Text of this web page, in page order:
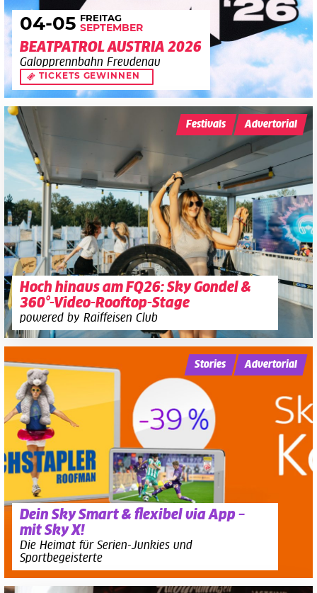
04-05 FREITAG
SEPTEMBER
BEATPATROL AUSTRIA 2026
Galopprennbahn Freudenau
TICKETS GEWINNEN
Hoch hinaus am FQ26: Sky Gondel &
360°-Video-Rooftop-Stage
powered by Raiffeisen Club
Festivals Advertorial
Dein Sky Smart & flexibel via App –
mit Sky X!
Die Heimat für Serien-Junkies und
Sportbegeisterte
Stories Advertorial